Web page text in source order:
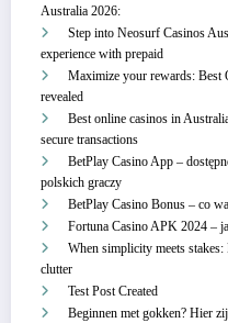
Australia 2026:
Step into Neosurf Casinos
experience with prepaid
Maximize your rewards: Best
revealed
Best online casinos in
secure transactions
BetPlay Casino App –
polskich graczy
BetPlay Casino Bonus – co
Fortuna Casino APK 2024 –
When simplicity meets
clutter
Test Post Created
Beginnen met gokken? Hier